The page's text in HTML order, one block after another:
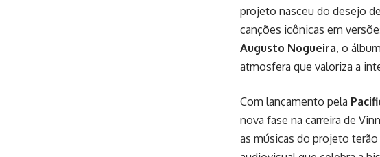
projeto nasceu do desejo
canções icônicas em
Augusto Nogueira, o
atmosfera que valoriza a
Com lançamento pela
nova fase na carreira de
as músicas do projeto terão